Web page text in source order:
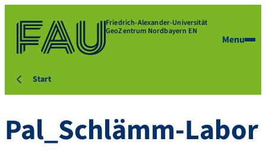
Friedrich-Alexander-Universität
GeoZentrum Nordbayern EN
Menu
Start
Pal_Schlämm-Labor